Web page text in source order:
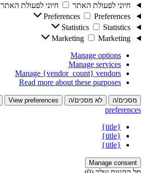
חיוני לפעולת האתר חיוני לפעולת האתר
Preferences
Preferences
Statistics
Statistics
Marketing
Marketing
Manage options
Manage services
Manage {vendor_count} vendors
Read more about these purposes
מסכים/ה לא מסכים/ה View preferences
preferences
{title}
{title}
{title}
Manage consent